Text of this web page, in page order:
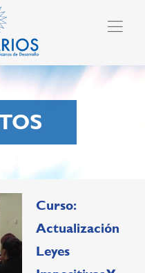
Curso:
Actualización
Leyes